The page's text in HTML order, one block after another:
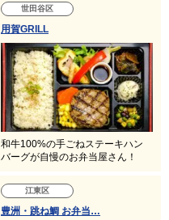
世田谷区
用賀GRILL
和牛100%の手ごねステーキハン
バーグが自慢のお弁当屋さん！
江東区
豊洲・跳ね鯛 お弁当…